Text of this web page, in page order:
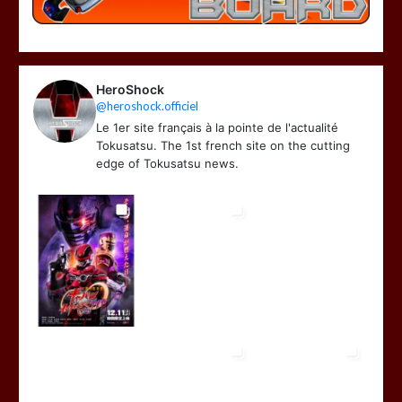
HeroShock
@heroshock.officiel
Le 1er site français à la pointe de l'actualité
Tokusatsu. The 1st french site on the cutting
edge of Tokusatsu news.